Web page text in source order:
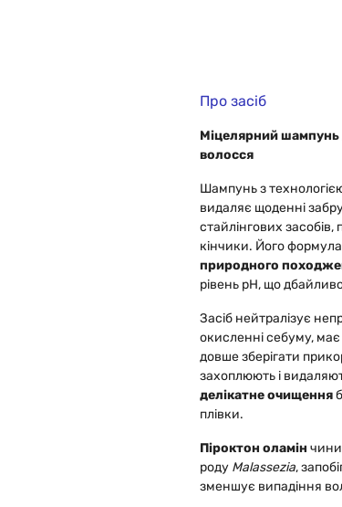
Про засіб
Міцелярний шампунь
волосся
Шампунь з
видаляє щоденні
стайлінгових
кінчики. Його
природного
рівень pH, що
Засіб нейтралізує
окисленні себуму,
довше зберігати
захоплюють і
делікатне очищення
плівки.
Піроктон оламін
роду Malassezia,
зменшує випадіння